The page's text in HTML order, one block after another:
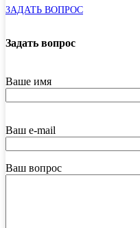
ЗАДАТЬ ВОПРОС
Задать вопрос
Ваше имя
Ваш e-mail
Ваш вопрос